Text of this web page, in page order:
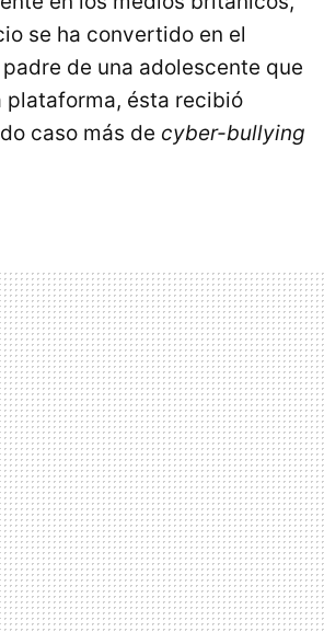
se ha convertido en el
de una adolescente que
plataforma, ésta recibió
caso más de cyber-bullying